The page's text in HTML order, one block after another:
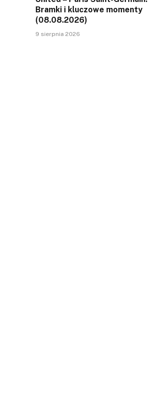
Bramki i kluczowe momenty
(08.08.2026)
9 sierpnia 2026